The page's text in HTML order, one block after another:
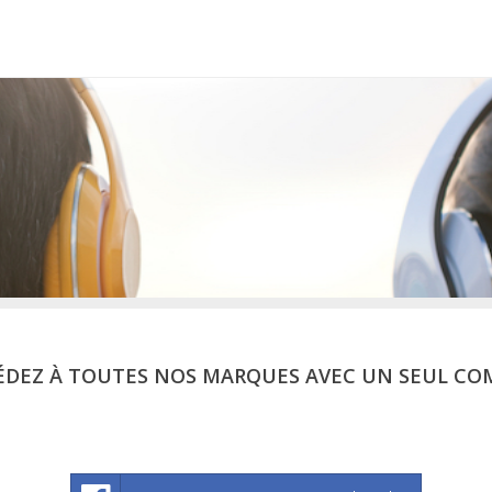
À TOUTES NOS MARQUES AVEC UN SEUL